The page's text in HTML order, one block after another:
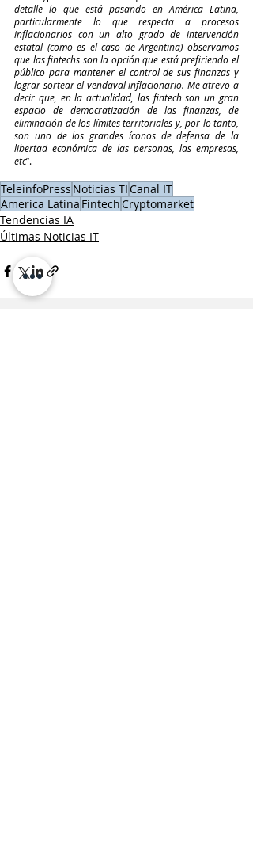
detalle lo que está pasando en América Latina,
particularmente lo que respecta a procesos
inflacionarios con un alto grado de intervención
estatal (como es el caso de Argentina) observamos
que las fintechs son la opción que está prefiriendo el
público para mantener el control de sus finanzas y
lograr sortear el vendaval inflacionario. Me atrevo a
decir que, en la actualidad, las fintech son un gran
espacio de democratización de las finanzas, de
eliminación de los límites territoriales y, por lo tanto,
son uno de los grandes íconos de defensa de la
libertad económica de las personas, las empresas,
etc”.
TeleinfoPress Noticias TICanal IT
America Latina FintechCryptomarket
Tendencias IA
Últimas Noticias IT